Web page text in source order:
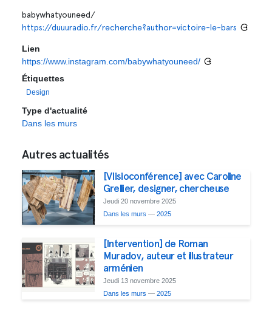
babywhatyouneed/
https://duuuradio.fr/recherche?author=victoire-le-bars
Lien
https://www.instagram.com/babywhatyouneed/
Étiquettes
Design
Type d'actualité
Dans les murs
Autres actualités
[VIisioconférence] avec Caroline
Grellier, designer, chercheuse
Jeudi 20 novembre 2025
Dans les murs — 2025
[Intervention] de Roman
Muradov, auteur et illustrateur
arménien
Jeudi 13 novembre 2025
Dans les murs — 2025